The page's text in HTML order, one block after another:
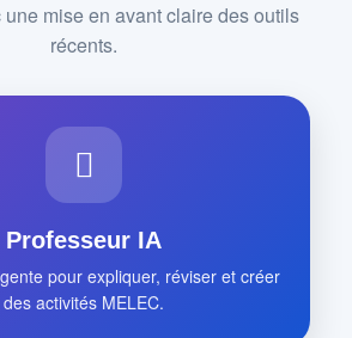
mise en avant claire des outils
récents.
Professeur IA
pour expliquer, réviser et créer
des activités MELEC.